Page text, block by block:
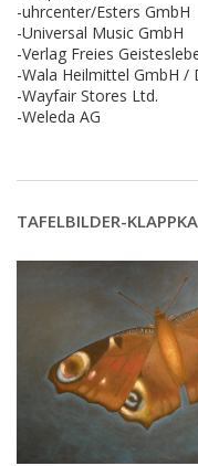
-uhrcenter/Esters GmbH
-Universal Music GmbH
-Verlag Freies
-Wala Heilmittel GmbH /
-Wayfair Stores Ltd.
-Weleda AG
TAFELBILDER-